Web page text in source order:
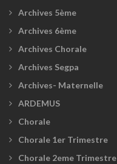
Archives 5ème
Archives 6ème
Archives Chorale
Archives Segpa
Archives- Maternelle
ARDEMUS
Chorale
Chorale 1er Trimestre
Chorale 2eme Trimestre